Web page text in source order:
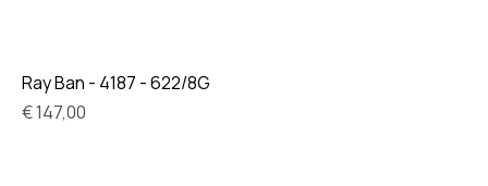
Ray Ban - 4187 - 622/8G
Prijs
€ 147,00